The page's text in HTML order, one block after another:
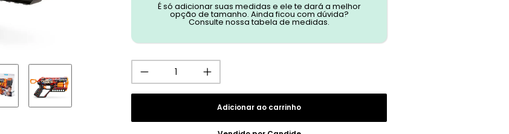
É só adicionar suas medidas e ele te dará a melhor
opção de tamanho. Ainda ficou com dúvida?
Consulte nossa tabela de medidas.
Adicionar ao carrinho